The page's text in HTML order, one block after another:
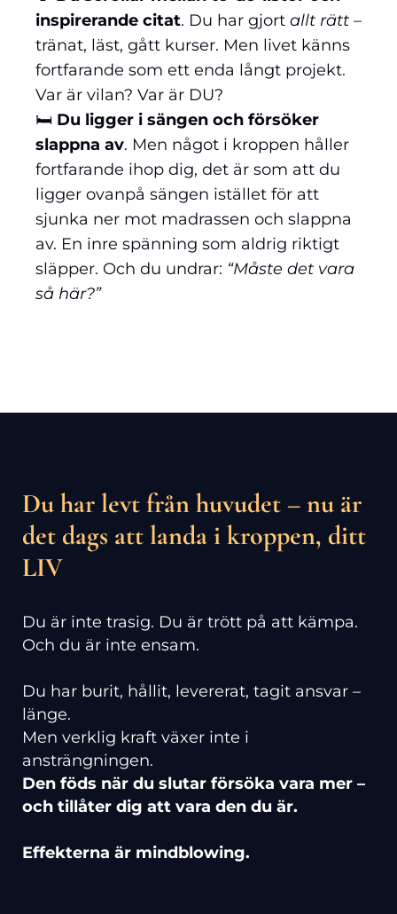
inspirerande citat. Du har gjort allt rätt –
tränat, läst, gått kurser. Men livet känns
fortfarande som ett enda långt projekt.
Var är vilan? Var är DU?
🛏️ Du ligger i sängen och försöker
slappna av. Men något i kroppen håller
fortfarande ihop dig, det är som att du
ligger ovanpå sängen istället för att
sjunka ner mot madrassen och slappna
av. En inre spänning som aldrig riktigt
släpper. Och du undrar: “Måste det vara
så här?”
Du har levt från huvudet – nu är
det dags att landa i kroppen, ditt
LIV
Du är inte trasig. Du är trött på att kämpa.
Och du är inte ensam.
Du har burit, hållit, levererat, tagit ansvar –
länge.
Men verklig kraft växer inte i
ansträngningen.
Den föds när du slutar försöka vara mer –
och tillåter dig att vara den du är.
Effekterna är mindblowing.